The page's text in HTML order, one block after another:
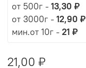
от 500г - 13,30 ₽
от 3000г - 12,90 ₽
мин.от 10г - 21 ₽
21,00 ₽